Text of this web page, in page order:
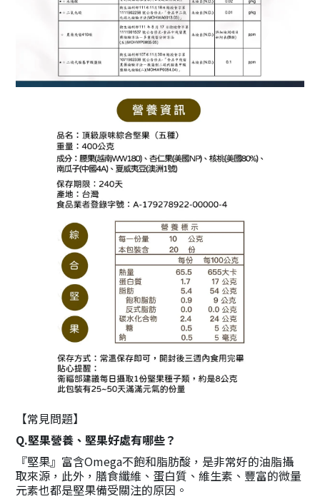
【常見問題】
Q.堅果營養、堅果好處有哪些？
『堅果』富含Omega不飽和脂肪酸，是非常好的油脂攝
取來源，此外，膳食纖維、蛋白質、維生素、豐富的微量
元素也都是堅果備受關注的原因。